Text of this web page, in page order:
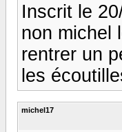
Inscrit le
non michel
rentrer un
les
michel17